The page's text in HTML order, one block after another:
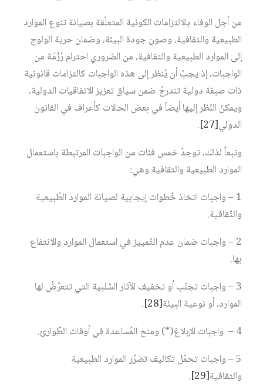
من أجل الوفاء بالالتزامات الكونية المتعلّقة بصيانة تنوع الموارد
الطبيعية والثقافية، وصون جودة البيئة، وضمان حرية الولوج
إلى الموارد الطبيعية والثقافية، من الضروري احترام رُزْمَة من
الواجبات، إذ يجبُ أن يُنظر إلى هذه الواجبات كالتزامات قانونية
ذات صبغة دولية تندرجُ ضمن سياق تعزيز الاتفاقيات الدولية،
ويمكنُ النّظر إليها أيضاً في بعض الحالات كأعراف في القانون
الدولي‏[27]
.
وتبعاً لذلك، توجدُ خمس فئات من الواجبات المرتبطة باستعمال
الموارد الطبيعية والثقافية وهي:
1 – واجبات اتخاذ خُطوات إيجابية لصيانة الموارد الطّبيعية
والثّقافية.
2 – واجبات ضمان عدم التّمييز في استعمال الموارد والانتفاع
بها.
3 – واجبات تجنّب أو تخفيف الآثار السّلبية التي تتعرّضُ لها
الموارد، أو نوعية البيئة‏[28]
.
4 – واجبات الإبلاغ(*) ومنح المُساعدة في أوقات الطّوارئ.
5 – واجبات تحمّل تكاليف تضرّر الموارد الطبيعية
والثقافية‏[29]
.